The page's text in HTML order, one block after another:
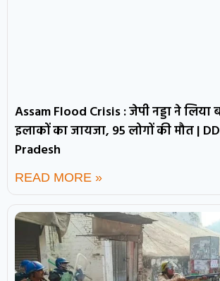
Assam Flood Crisis : जेपी नड्डा ने लिया
इलाकों का जायजा, 95 लोगों की मौत |
Pradesh
READ MORE »